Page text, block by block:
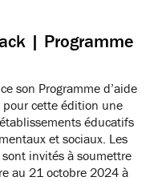
| Programme
son Programme d’aide
cette édition une
éducatifs
et sociaux. Les
invités à soumettre
au 21 octobre 2024 à